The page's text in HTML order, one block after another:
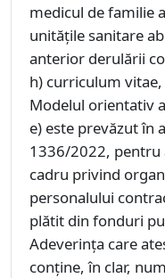
medicul de familie
unitățile sanitare
anterior derulării
h) curriculum
Modelul orientativ
e) este prevăzut în
1336/2022, pentru
cadru privind
personalului
plătit din fonduri
Adeverinţa care
conţine, în clar,